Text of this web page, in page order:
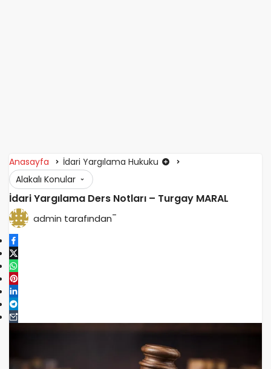
Anasayfa
İdari Yargılama Hukuku
Alakalı Konular
İdari Yargılama Ders Notları – Turgay MARAL
admin tarafından-